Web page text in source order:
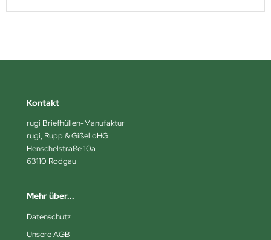
Kontakt
rugi Briefhüllen-Manufaktur
rugi, Rupp & Gißel oHG
Henschelstraße 10a
63110 Rodgau
Mehr über...
Datenschutz
Unsere AGB